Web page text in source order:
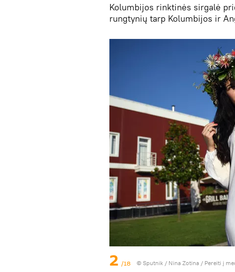
Kolumbijos rinktinės sirgalė
rungtynių tarp Kolumbijos ir
2 /18 © Sputnik / Nina Zotina / Pereiti į